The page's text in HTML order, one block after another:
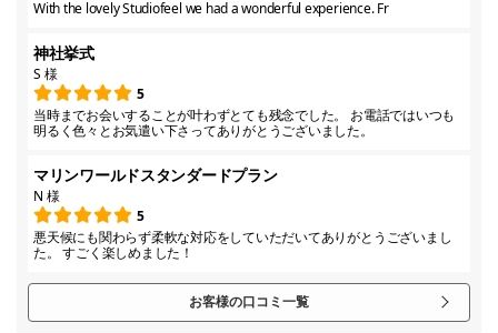
With the lovely Studiofeel we had a wonderful experience. Fr
神社挙式
S 様
5
当時までお会いすることが叶わずとても残念でした。 お電話ではいつも
明るく色々とお気遣い下さってありがとうございました。
マリンワールドスタンダードプラン
N 様
5
悪天候にも関わらず柔軟な対応をしていただいてありがとうございまし
た。 すごく楽しめました！
お客様の口コミ一覧